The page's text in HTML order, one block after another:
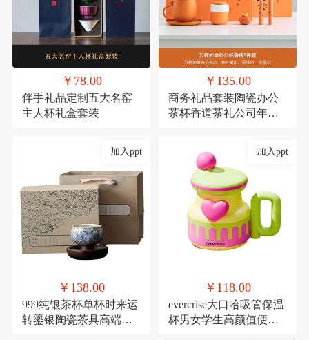
￥78.00
伴手礼品定制五大名窑
主人杯礼盒套装
￥135.00
商务礼品套装陶瓷办公
茶杯香道茶礼公司年会
加入ppt
￥138.00
999纯银茶杯单杯时来运
转鎏银陶瓷茶具高端主
加入ppt
￥118.00
evercrise大口哈吸管保温
杯男女学生高颜值便携